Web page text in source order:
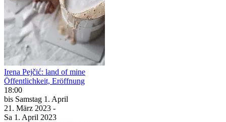
Irena Pejčić: land of mine
Öffentlichkeit, Eröffnung
18:00
bis Samstag 1. April
21. März 2023 -
Sa 1. April 2023